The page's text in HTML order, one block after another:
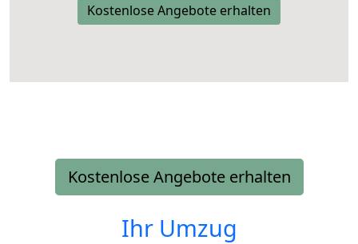
Kostenlose Angebote erhalten
Kostenlose Angebote erhalten
Ihr Umzug